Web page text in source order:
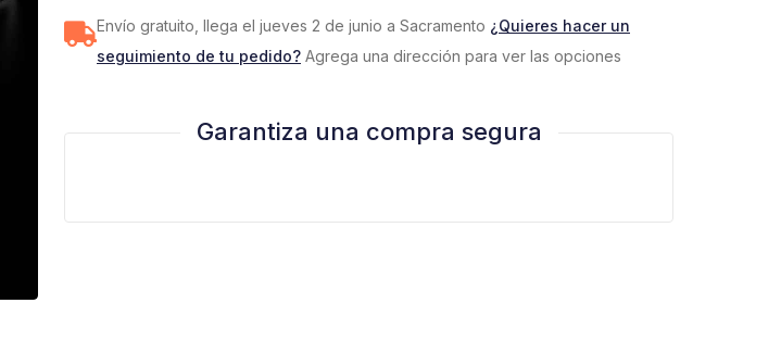
Envío gratuito, llega el jueves 2 de junio a Sacramento ¿Quieres hacer un
seguimiento de tu pedido? Agrega una dirección para ver las opciones
Garantiza una compra segura